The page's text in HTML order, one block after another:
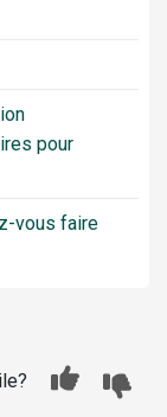
pour
vous faire